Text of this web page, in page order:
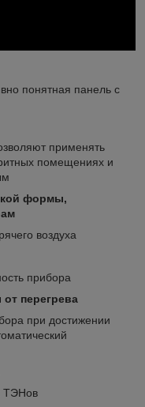
понятная панель с
применять
помещениях и
формы,
воздуха
прибора
перегрева
при достижении
ТЭНов